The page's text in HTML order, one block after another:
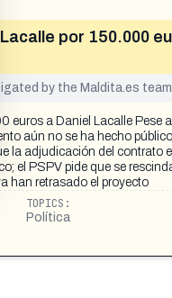
por 150.000
by the Maldita.es team
euros a Daniel Lacalle
aún no se ha hecho
la adjudicación del contrato
el PSPV pide que se
han retrasado el proyecto
TOPICS:
Política